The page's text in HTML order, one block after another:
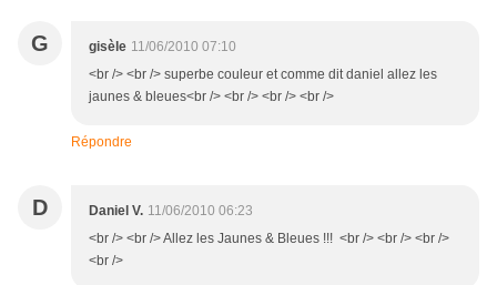
G gisèle 11/06/2010 07:10
<br /> <br /> superbe couleur et comme dit daniel allez les
jaunes & bleues<br /> <br /> <br /> <br />
Répondre
D Daniel V. 11/06/2010 06:23
<br /> <br /> Allez les Jaunes & Bleues !!! <br /> <br /> <br />
<br />